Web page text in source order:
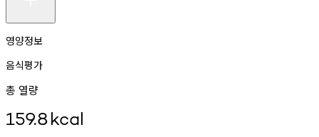
영양정보
음식평가
총 열량
159.8kcal